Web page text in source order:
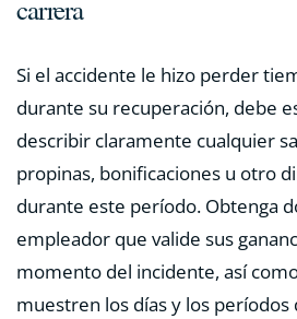
carrera
Si el accidente le hizo perder
durante su recuperación, debe
describir claramente cualquier
propinas, bonificaciones u otro
durante este período. Obtenga
empleador que valide sus
momento del incidente, así
muestren los días y los períodos